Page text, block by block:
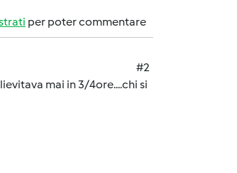
per poter commentare
#2
mai in 3/4ore....chi si